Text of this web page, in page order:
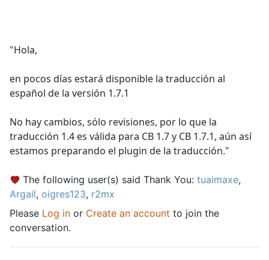
"Hola,
en pocos días estará disponible la traducción al
español de la versión 1.7.1
No hay cambios, sólo revisiones, por lo que la
traducción 1.4 es válida para CB 1.7 y CB 1.7.1, aún así
estamos preparando el plugin de la traducción."
The following user(s) said Thank You: tuaimaxe,
Argail, oigres123, r2mx
Please Log in or Create an account to join the
conversation.